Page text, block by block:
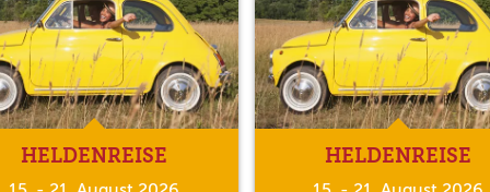
HELDENREISE HELDENREISE